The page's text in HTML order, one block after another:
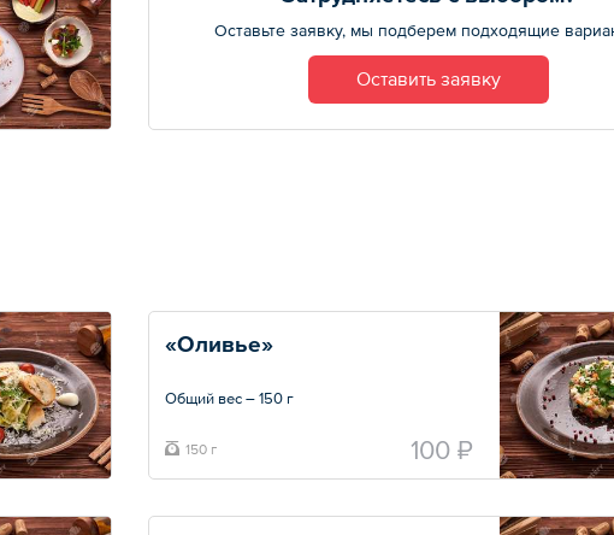
Оставьте заявку, мы подберем подходящие
Оставить заявку
«Оливье»
Общий вес – 150 г
150 г 100 ₽